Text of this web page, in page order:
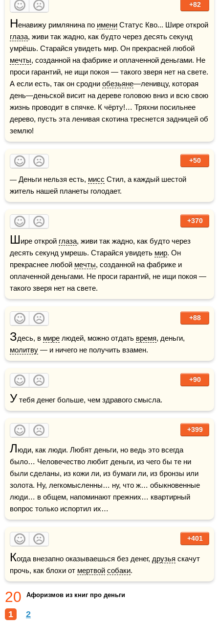
+82
Ненавижу римлянина по имени
глаза, живи так жадно, как будто через десять секунд
мечты, созданной на фабрике и оплаченной деньгами. Не
проси гарантий, не ищи покоя — такого зверя нет на свете.
А если есть, так он сродни обезьяне—ленивцу, которая
день—деньской висит на дереве головою вниз и всю свою
жизнь проводит в спячке. К чёрту!… Тряхни посильнее
дерево, пусть эта ленивая скотина треснется задницей об
землю!
+50
— Деньги нельзя есть, мисс Стил, а каждый шестой
житель нашей планеты голодает.
+370
Шире открой глаза, живи так жадно, как будто через
десять секунд умрешь. Старайся увидеть мир. Он
прекраснее любой мечты, созданной на фабрике и
оплаченной деньгами. Не проси гарантий, не ищи покоя —
такого зверя нет на свете.
+88
Здесь, в мире людей, можно отдать время
молитву — и ничего не получить взамен.
+90
У тебя денег больше, чем здравого смысла.
+399
Люди, как люди. Любят деньги, но ведь это всегда
было… Человечество любит деньги, из чего бы те ни
были сделаны, из кожи ли, из бумаги ли, из бронзы или
золота. Ну, легкомысленны… ну, что ж… обыкновенные
люди… в общем, напоминают прежних… квартирный
вопрос только испортил их…
+401
Когда внезапно оказываешься без денег, друзья скачут
прочь, как блохи от мертвой собаки.
20 Афоризмов из книг про деньги
1 2